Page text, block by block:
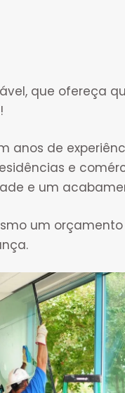
que ofereça
anos de
e
e um
um